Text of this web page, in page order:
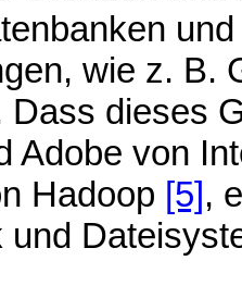
wie z. B.
Dass dieses
Adobe von
Hadoop [5],
und